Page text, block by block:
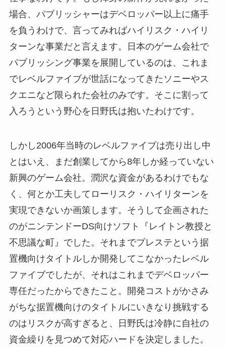
場合、パブリッシャーはデベロッパー以上に痛手
を負うわけで、言ってみればハイリスク・ハイリ
ターンな事業だと言えます。日本のゲーム会社で
パブリッシング事業を展開しているのは、これま
でレベルファイブが世話になってきたソニーやス
クエニなど限られた会社のみです。そこに割って
入ろうという野心を日野氏は抱いたわけです。
しかし2006年当時のレベルファイブは売り出し中
とはいえ、まだ創業してから8年しか経っていない
新興のゲーム会社。潤沢な資金があるわけでもな
く、何とか工夫してローリスク・ハイリターンを
実現できないか画策します。そうして企画された
のがニンテンドーDS向けソフト『レイトン教授と
不思議な町』でした。それまでプレステという据
置機向けタイトルしか開発してこなかったレベル
ファイブでしたが、それはこれまでデベロッパー
専任だったからできたこと。開発コストがかさみ
がちな据置機向けのタイトルにいきなり挑戦する
のはリスクが高すぎると、日野氏は冷静に自社の
資金繰りを見つめて対応ハードを決定しました。